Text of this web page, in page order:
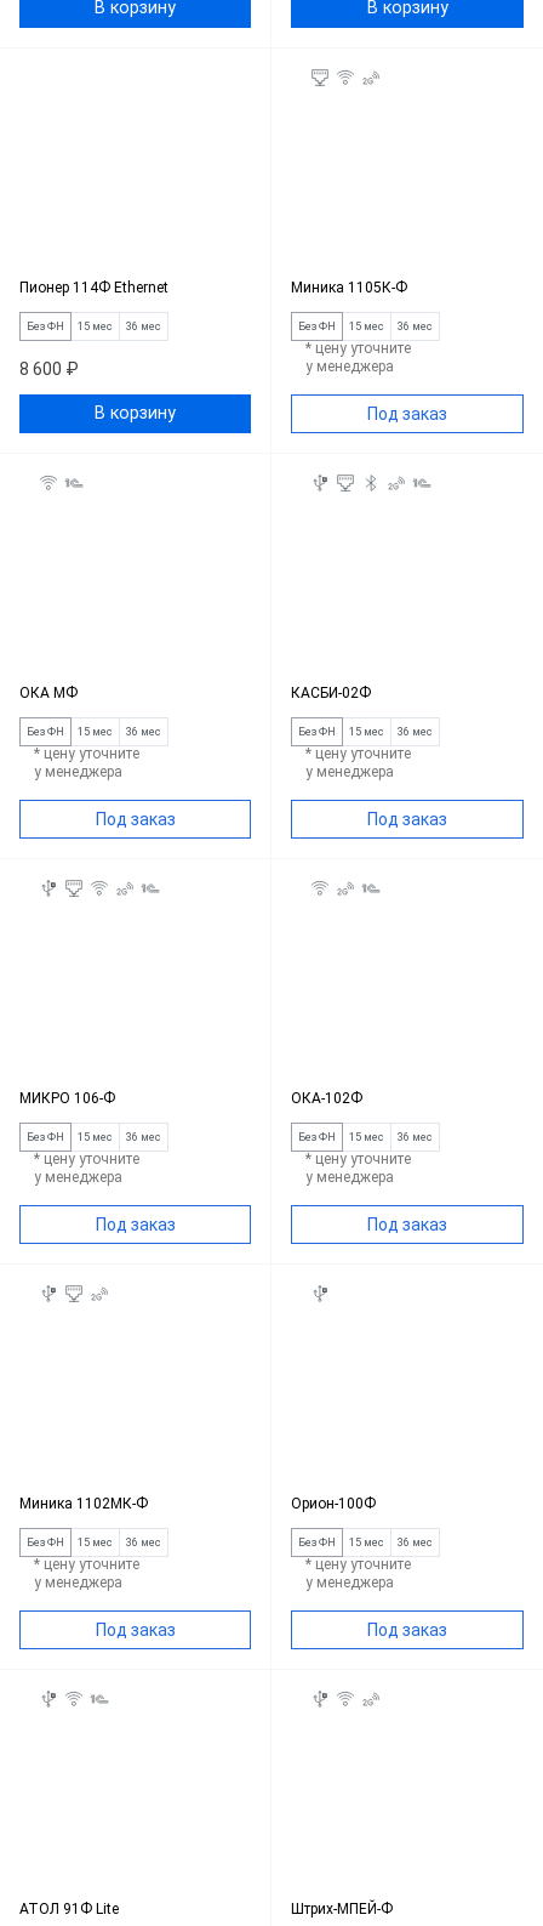
В корзину В корзину
Пионер 114Ф Ethernet
Без ФН 15 мес 36 мес
8 600 ₽
В корзину
Миника 1105К-Ф
Без ФН 15 мес 36 мес
* цену уточните
у менеджера
Под заказ
ОКА МФ
Без ФН 15 мес 36 мес
* цену уточните
у менеджера
Под заказ
КАСБИ-02Ф
Без ФН 15 мес 36 мес
* цену уточните
у менеджера
Под заказ
МИКРО 106-Ф
Без ФН 15 мес 36 мес
* цену уточните
у менеджера
Под заказ
ОКА-102Ф
Без ФН 15 мес 36 мес
* цену уточните
у менеджера
Под заказ
Миника 1102МК-Ф
Без ФН 15 мес 36 мес
* цену уточните
у менеджера
Под заказ
Орион-100Ф
Без ФН 15 мес 36 мес
* цену уточните
у менеджера
Под заказ
АТОЛ 91Ф Lite Штрих-МПЕЙ-Ф